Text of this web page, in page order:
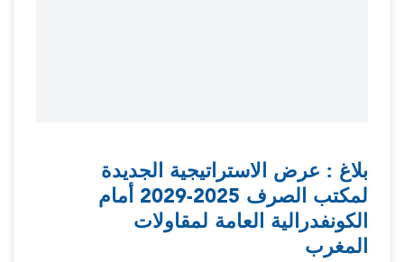
بلاغ : عرض الاستراتيجية الجديدة
لمكتب الصرف 2025-2029 أمام
الكونفدرالية العامة لمقاولات
المغرب